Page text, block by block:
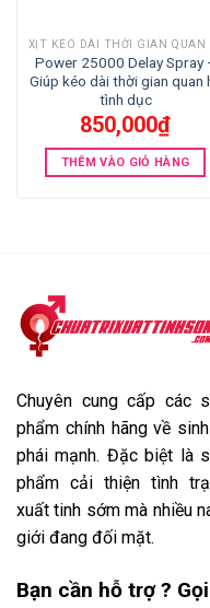
Power 25000 Delay Spray
Giúp kéo dài thời gian quan
tình dục
850,000₫
THÊM VÀO GIỎ HÀNG
Chuyên cung cấp các
phẩm chính hãng về
phái mạnh. Đặc biệt là
phẩm cải thiện tình
xuất tinh sớm mà nhiều
giới đang đối mặt.
Bạn cần hỗ trợ ? Gọi